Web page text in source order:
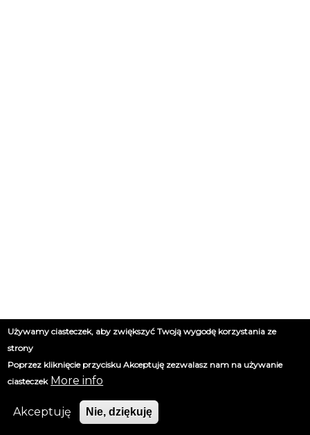
Używamy ciasteczek, aby zwiększyć Twoją wygodę korzystania ze
strony
Poprzez kliknięcie przycisku Akceptuję zezwalasz nam na używanie
ciasteczek More info
Akceptuję Nie, dziękuję